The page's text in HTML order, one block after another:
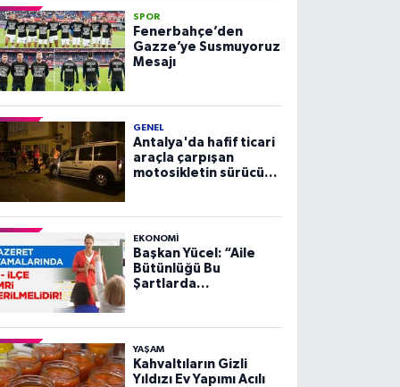
SPOR
Fenerbahçe’den
Gazze’ye Susmuyoruz
Mesajı
GENEL
Antalya'da hafif ticari
araçla çarpışan
motosikletin sürücüsü
EKONOMI
Başkan Yücel: “Aile
Bütünlüğü Bu
Şartlarda
YAŞAM
Kahvaltıların Gizli
Yıldızı Ev Yapımı Acılı